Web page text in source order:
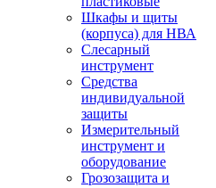
Шкафы и щиты
(корпуса) для НВА
Слесарный
инструмент
Средства
индивидуальной
защиты
Измерительный
инструмент и
оборудование
Грозозащита и